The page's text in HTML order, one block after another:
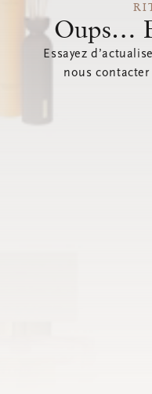
Oups…
Essayez
nous